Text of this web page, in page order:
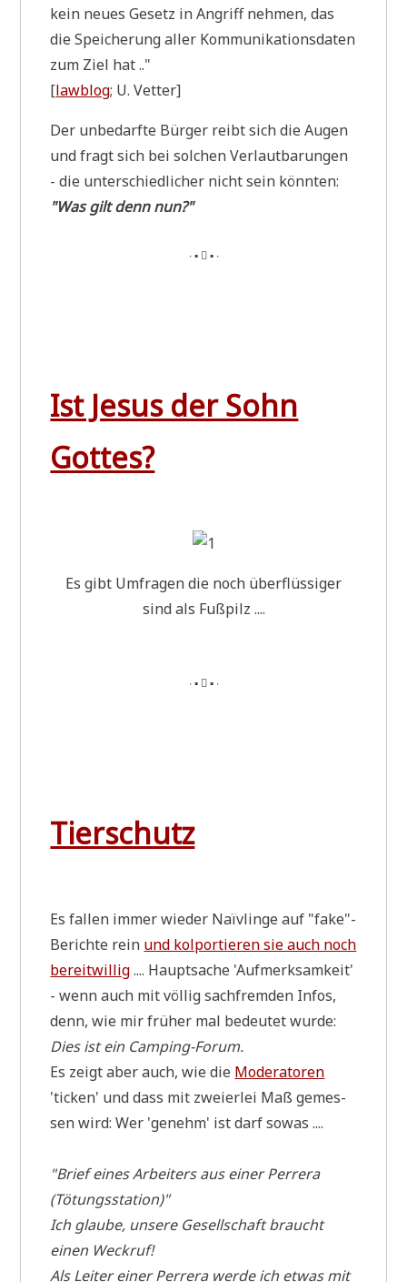
kein neu­es Gesetz in Angriff neh­men, das
die Spei­che­rung aller Kom­mu­ni­ka­ti­ons­da­ten
zum Ziel hat .."
[law­blog; U. Vetter]
Der unbe­darf­te Bür­ger reibt sich die Augen
und fragt sich bei sol­chen Ver­laut­ba­run­gen
- die unter­schied­li­cher nicht sein könn­ten:
"Was gilt denn nun?"
∙ ▪  ▪ ∙
Ist Jesus der Sohn
Gottes?
Es gibt Umfra­gen die noch über­flüs­si­ger
sind als Fußpilz ....
∙ ▪  ▪ ∙
Tierschutz
Es fal­len immer wie­der Naï­v­lin­ge auf "fake"-
Berichte rein und kol­por­tie­ren sie auch noch
bereit­wil­lig.... Haupt­sa­che 'Auf­merk­sam­keit'
- wenn auch mit völ­lig sach­frem­den Infos,
denn, wie mir frü­her mal bedeu­tet wur­de:
Dies ist ein Camping-Forum.
Es zeigt aber auch, wie die Mode­ra­to­ren
'ticken' und dass mit zwei­er­lei Maß gemes­
sen wird: Wer 'genehm' ist darf sowas ....
"Brief eines Arbei­ters aus einer Per­rera
(Tötungs­sta­ti­on)"
Ich glau­be, unse­re Gesell­schaft braucht
einen Weckruf!
Als Lei­ter einer Per­rera wer­de ich etwas mit